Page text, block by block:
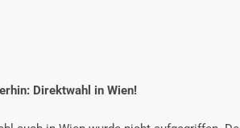
Direktwahl in Wien!